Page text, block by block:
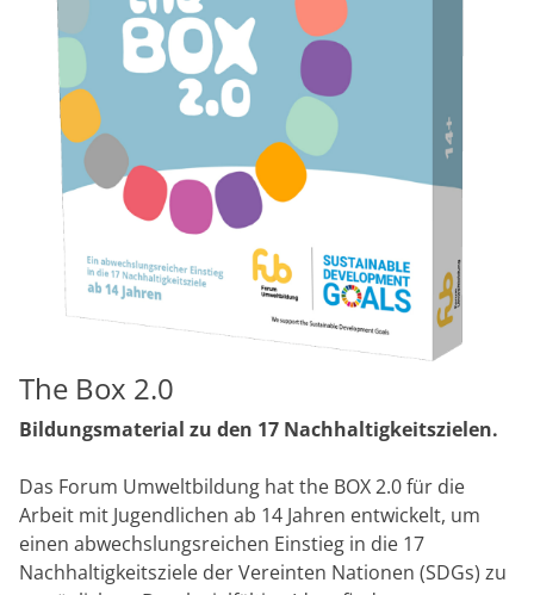
The Box 2.0
Bildungsmaterial zu den 17 Nachhaltigkeitszielen.
Das Forum Umweltbildung hat the BOX 2.0 für die
Arbeit mit Jugendlichen ab 14 Jahren entwickelt, um
einen abwechslungsreichen Einstieg in die 17
Nachhaltigkeitsziele der Vereinten Nationen (SDGs) zu